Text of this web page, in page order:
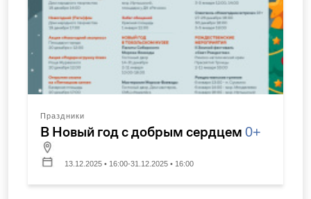
Праздники
В Новый год с добрым сердцем 0+
13.12.2025 • 16:00-31.12.2025 • 16:00